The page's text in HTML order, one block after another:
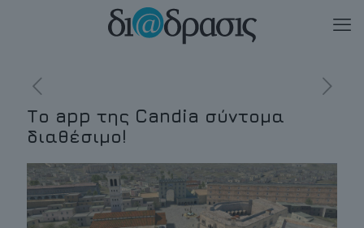
Το app της Candia σύντομα
διαθέσιμο!